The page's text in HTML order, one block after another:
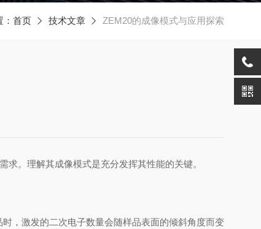
首页 技术文章 ZEM20的成像模式与应用探索​
。理解其成像模式是充分发挥其性能的关键。
，激发的二次电子数量会随样品表面的倾斜角度而变